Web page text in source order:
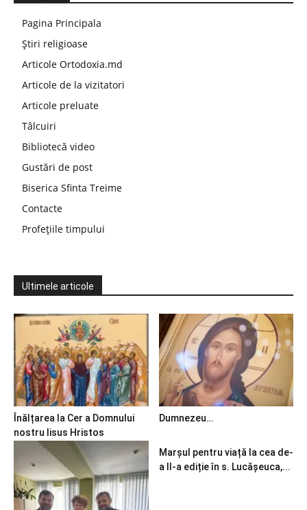
Pagina Principala
Știri religioase
Articole Ortodoxia.md
Articole de la vizitatori
Articole preluate
Tâlcuiri
Bibliotecă video
Gustări de post
Biserica Sfinta Treime
Contacte
Profețiile timpului
Ultimele articole
Înălțarea la Cer a Domnului
nostru Iisus Hristos
Dumnezeu…
Marșul pentru viață la cea de-
a II-a ediție în s. Lucășeuca,...